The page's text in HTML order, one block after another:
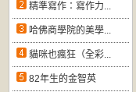
精準寫作：寫作力...
哈佛商學院的美學...
貓咪也瘋狂（全彩...
82年生的金智英